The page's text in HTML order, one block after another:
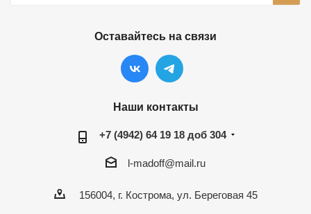
Оставайтесь на связи
Наши контакты
+7 (4942) 64 19 18 доб 304
l-madoff@mail.ru
156004, г. Кострома, ул. Береговая 45